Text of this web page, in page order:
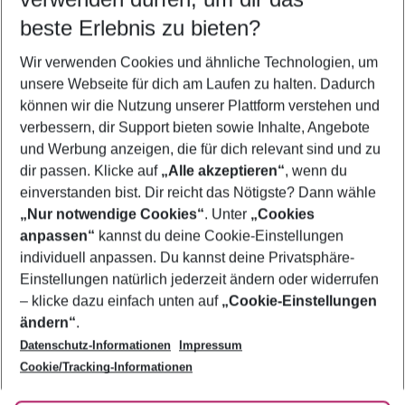
5-8 Nächte
2 Erwachsene Keine Kinder
Mehr Filter anzeigen
Footer
Footer navigation
Über uns
AGB
Bestpreisgarantie
Cookie-Einstellungen ändern
Cookie-Richtlinie
Agenturbetreuung
Barrierefreies Reisen
Folge uns
beste Erlebnis zu bieten?
Wir verwenden Cookies und ähnliche Technologien, um
unsere Webseite für dich am Laufen zu halten. Dadurch
können wir die Nutzung unserer Plattform verstehen und
verbessern, dir Support bieten sowie Inhalte, Angebote
und Werbung anzeigen, die für dich relevant sind und zu
dir passen. Klicke auf „Alle akzeptieren“, wenn du
einverstanden bist. Dir reicht das Nötigste? Dann wähle
„Nur notwendige Cookies“. Unter „Cookies
anpassen“ kannst du deine Cookie-Einstellungen
individuell anpassen. Du kannst deine Privatsphäre-
Einstellungen natürlich jederzeit ändern oder widerrufen
– klicke dazu einfach unten auf „Cookie-Einstellungen
ändern“.
Datenschutz-Informationen
Impressum
Cookie/Tracking-Informationen